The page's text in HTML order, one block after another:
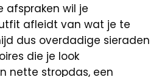
afspraken wil je
afleidt van wat je te
dus overdadige sieraden
die je look
nette stropdas, een